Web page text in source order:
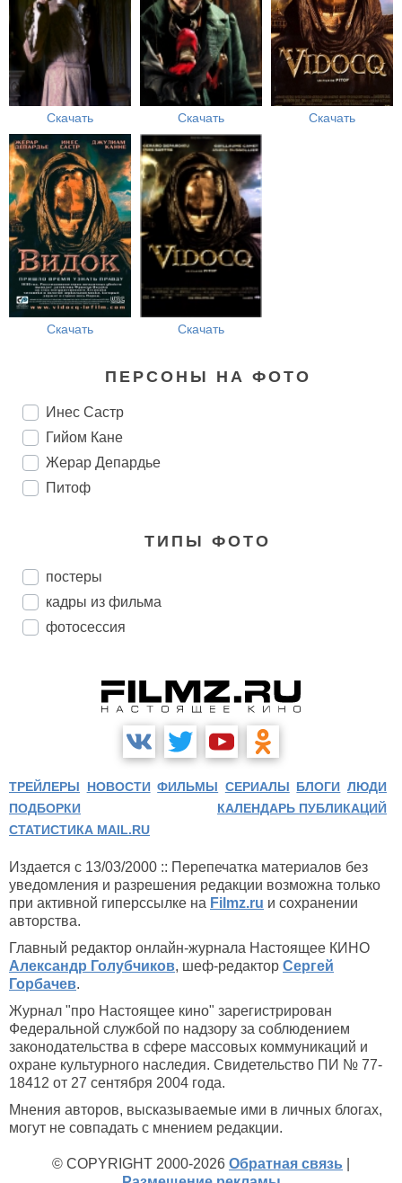
Скачать Скачать Скачать
Скачать Скачать
ПЕРСОНЫ НА ФОТО
Инес Састр
Гийом Кане
Жерар Депардье
Питоф
ТИПЫ ФОТО
постеры
кадры из фильма
фотосессия
ТРЕЙЛЕРЫ НОВОСТИ ФИЛЬМЫ СЕРИАЛЫ БЛОГИ ЛЮДИ
ПОДБОРКИ
КАЛЕНДАРЬ ПУБЛИКАЦИЙ
СТАТИСТИКА MAIL.RU
Издается с 13/03/2000 :: Перепечатка материалов без
уведомления и разрешения редакции возможна только
при активной гиперссылке на Filmz.ru и сохранении
авторства.
Главный редактор онлайн-журнала Настоящее КИНО
Александр Голубчиков, шеф-редактор Сергей
Горбачев.
Журнал "про Настоящее кино" зарегистрирован
Федеральной службой по надзору за соблюдением
законодательства в сфере массовых коммуникаций и
охране культурного наследия. Свидетельство ПИ № 77-
18412 от 27 сентября 2004 года.
Мнения авторов, высказываемые ими в личных блогах,
могут не совпадать с мнением редакции.
© COPYRIGHT 2000-2026 Обратная связь